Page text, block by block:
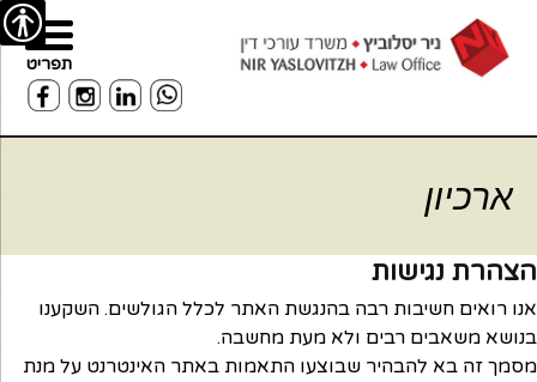
מפת
האתר
עבור
לתוכן
צרו
קשר
ארכיון
הצהרת נגישות
אנו רואים חשיבות רבה בהנגשת האתר לכלל הגולשים. השקענו
בנושא משאבים רבים ולא מעת מחשבה.
מסמך זה בא להבהיר שבוצעו התאמות באתר האינטרנט על מנת
תפריט